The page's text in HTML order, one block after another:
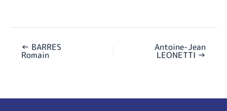
← BARRES
Romain
Antoine-Jean
LEONETTI →